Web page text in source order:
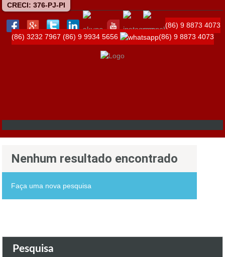
CRECI: 376-PJ-PI
(86) 9 8873 4073
(86) 3232 7967 (86) 9 9934 5656 (86) 9 8873 4073
Nenhum resultado encontrado
Faça uma nova pesquisa
Pesquisa